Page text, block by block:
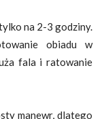
na 2-3 godziny.
obiadu w
fala i ratowanie
manewr, dlatego